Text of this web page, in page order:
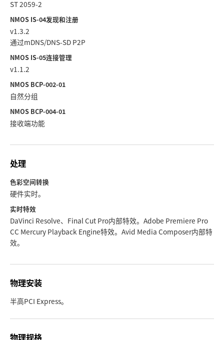
ST 2059-2
NMOS IS-04发现和注册
v1.3.2
通过mDNS/DNS-SD P2P
NMOS IS-05连接管理
v1.1.2
NMOS BCP-002-01
自然分组
NMOS BCP-004-01
接收端功能
处理
色彩空间转换
硬件实时。
实时特效
DaVinci Resolve、Final Cut Pro内部特效。Adobe Premiere Pro
CC Mercury Playback Engine特效。Avid Media Composer内部特
效。
物理安装
半高PCI Express。
物理规格